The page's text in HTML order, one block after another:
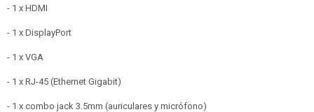
- 1 x HDMI
- 1 x DisplayPort
- 1 x VGA
- 1 x RJ-45 (Ethernet Gigabit)
- 1 x combo jack 3.5mm (auriculares y micrófono)